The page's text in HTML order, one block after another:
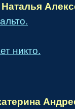
никто.